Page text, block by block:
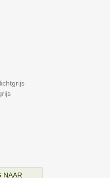
lichtgrijs
NAAR